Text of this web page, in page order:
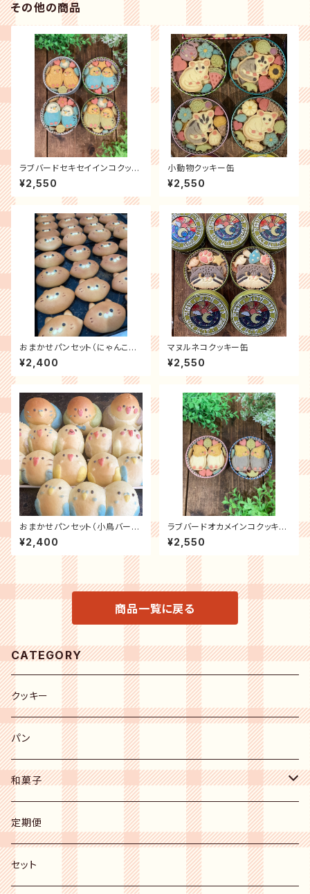
その他の商品
ラブバードセキセイインコクッキ
ー缶
¥2,550
小動物クッキー缶
¥2,550
おまかせパンセット（にゃんこバ
ージョン）
¥2,400
マヌルネコクッキー缶
¥2,550
おまかせパンセット（小鳥バージ
ョン）
¥2,400
ラブバードオカメインコクッキー
缶
¥2,550
商品一覧に戻る
CATEGORY
クッキー
パン
和菓子
上生菓子
mochiri棒
定期便
セット